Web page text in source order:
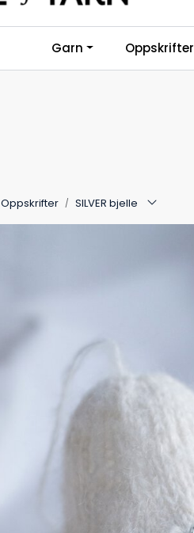
Garn Oppskrifter
Oppskrifter SILVER bjelle